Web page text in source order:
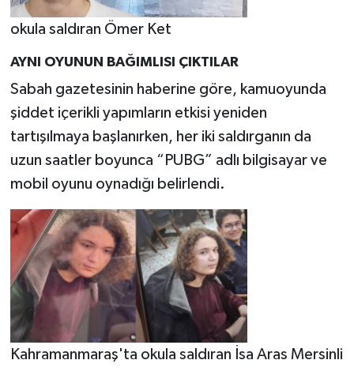
okula saldıran Ömer Ket
AYNI OYUNUN BAĞIMLISI ÇIKTILAR
Sabah gazetesinin haberine göre, kamuoyunda
şiddet içerikli yapımların etkisi yeniden
tartışılmaya başlanırken, her iki saldırganın da
uzun saatler boyunca “PUBG” adlı bilgisayar ve
mobil oyunu oynadığı belirlendi.
Kahramanmaraş'ta okula saldıran İsa Aras Mersinli